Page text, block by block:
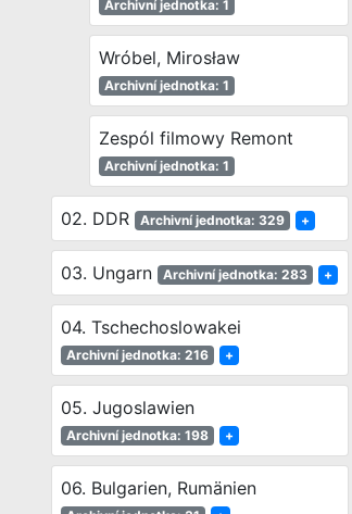
Archivní jednotka: 1
Wróbel, Mirosław
Archivní jednotka: 1
Zespól filmowy Remont
Archivní jednotka: 1
02. DDR Archivní jednotka: 329 +
03. Ungarn Archivní jednotka: 283 +
04. Tschechoslowakei
Archivní jednotka: 216 +
05. Jugoslawien
Archivní jednotka: 198 +
06. Bulgarien, Rumänien